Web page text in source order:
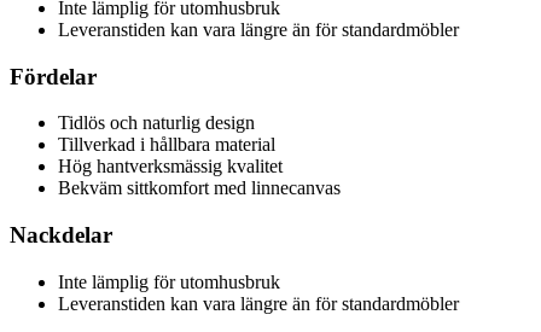
Inte lämplig för utomhusbruk
Leveranstiden kan vara längre än för standardmöbler
Fördelar
Tidlös och naturlig design
Tillverkad i hållbara material
Hög hantverksmässig kvalitet
Bekväm sittkomfort med linnecanvas
Nackdelar
Inte lämplig för utomhusbruk
Leveranstiden kan vara längre än för standardmöbler